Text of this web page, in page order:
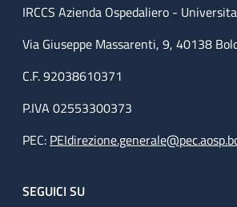
IRCCS Azienda Ospedaliero -
Via Giuseppe Massarenti, 9, 40138
C.F. 92038610371
P.IVA 02553300373
PEC:
SEGUICI SU